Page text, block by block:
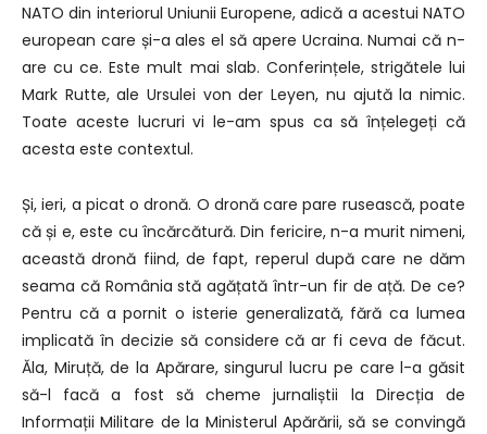
NATO din interiorul Uniunii Europene, adică a acestui NATO
european care și-a ales el să apere Ucraina. Numai că n-
are cu ce. Este mult mai slab. Conferințele, strigătele lui
Mark Rutte, ale Ursulei von der Leyen, nu ajută la nimic.
Toate aceste lucruri vi le-am spus ca să înțelegeți că
acesta este contextul.
Și, ieri, a picat o dronă. O dronă care pare rusească, poate
că și e, este cu încărcătură. Din fericire, n-a murit nimeni,
această dronă fiind, de fapt, reperul după care ne dăm
seama că România stă agățată într-un fir de ață. De ce?
Pentru că a pornit o isterie generalizată, fără ca lumea
implicată în decizie să considere că ar fi ceva de făcut.
Ăla, Miruță, de la Apărare, singurul lucru pe care l-a găsit
să-l facă a fost să cheme jurnaliștii la Direcția de
Informații Militare de la Ministerul Apărării, să se convingă